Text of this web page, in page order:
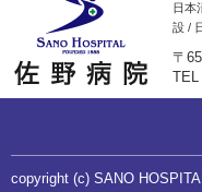
日本
設 /
〒
TEL
copyright (c) SANO